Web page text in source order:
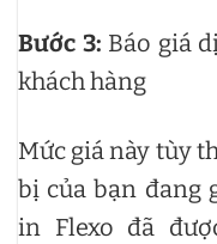
Bước 3: Báo giá
khách hàng
Mức giá này tùy
bị của bạn đang
in Flexo đã